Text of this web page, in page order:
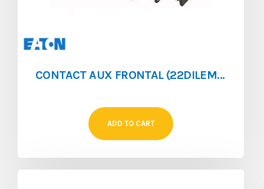
CONTACT AUX FRONTAL (22DILEM) 1NO/1NF POUR (DILEM)
ADD TO CART